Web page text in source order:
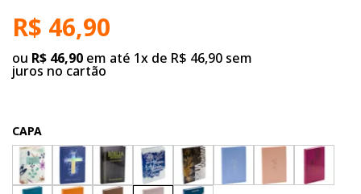
R$ 46,90
ou R$ 46,90 em até 1x de R$ 46,90 sem
juros no cartão
CAPA